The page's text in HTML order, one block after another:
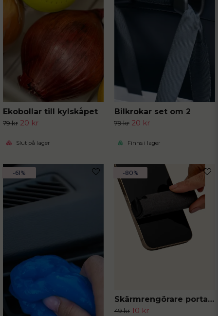
Ekobollar till kylskåpet
79 kr 20 kr
Slut på lager
Bilkrokar set om 2
79 kr 20 kr
Finns i lager
-61%
Skärmrengörare portabel
49 kr 10 kr
-80%